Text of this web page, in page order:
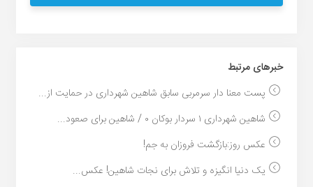
خبر‌های مرتبط
پست معنا دار سرمربی سابق شاهین شهرداری در حمایت از...
شاهین شهرداری ۱ سردار بوکان ۰ / شاهین برای صعود...
عکس روز:بازگشت فروزان به جم!
یک دنیا انگیزه و تلاش برای نجات شاهین! عکس...